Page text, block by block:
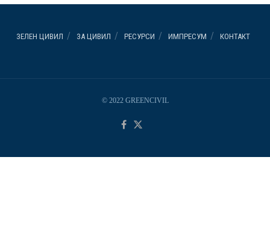
ЗЕЛЕН ЦИВИЛ ЗА ЦИВИЛ РЕСУРСИ ИМПРЕСУМ КОНТАКТ
© 2022 GREENCIVIL